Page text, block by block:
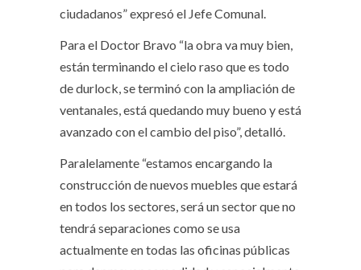
ciudadanos” expresó el Jefe Comunal.
Para el Doctor Bravo “la obra va muy bien,
están terminando el cielo raso que es todo
de durlock, se terminó con la ampliación de
ventanales, está quedando muy bueno y está
avanzado con el cambio del piso”, detalló.
Paralelamente “estamos encargando la
construcción de nuevos muebles que estará
en todos los sectores, será un sector que no
tendrá separaciones como se usa
actualmente en todas las oficinas públicas